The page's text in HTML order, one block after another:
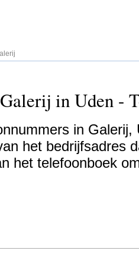
in Uden -
in
het bedrijfsadres
het telefoonboek